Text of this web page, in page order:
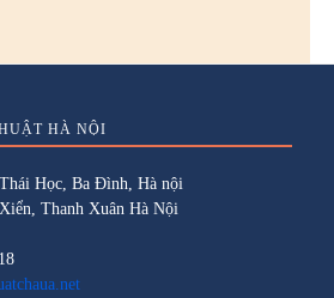
HÀ NỘI
Học, Ba Đình, Hà nội
Thanh Xuân Hà Nội